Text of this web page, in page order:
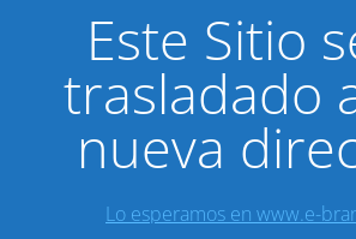
Este Sitio
trasladado
nueva
Lo esperamos en www.e-